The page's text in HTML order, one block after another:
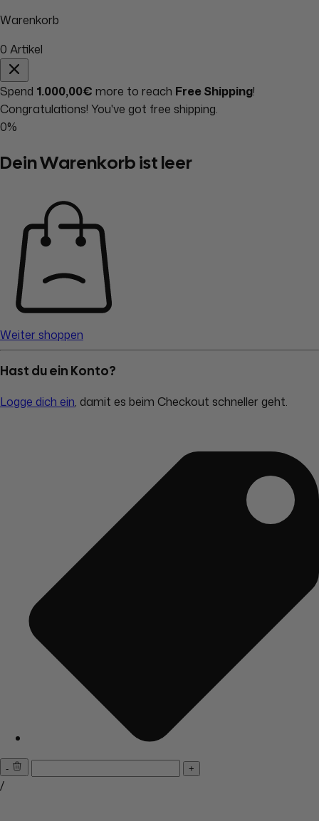
Warenkorb
0 Artikel
Spend 1.000,00€ more to reach Free Shipping!
Congratulations! You've got free shipping.
0%
Dein Warenkorb ist leer
Weiter shoppen
Hast du ein Konto?
Logge dich ein, damit es beim Checkout schneller geht.
- +
/